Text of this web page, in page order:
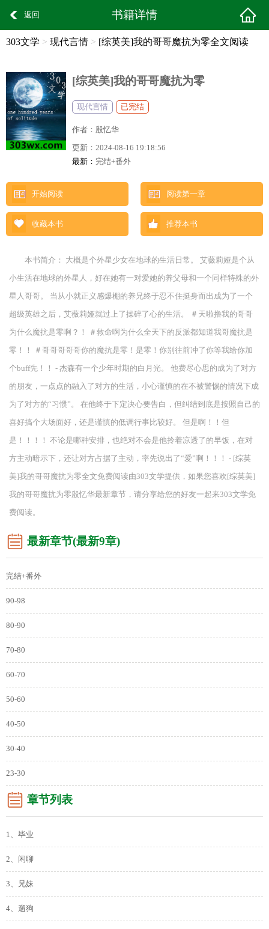
返回 书籍详情
303文学 > 现代言情 > [综英美]我的哥哥魔抗为零全文阅读
[综英美]我的哥哥魔抗为零
现代言情 已完结
作者： 殷忆华
更新： 2024-08-16 19:18:56
最新： 完结+番外
开始阅读 阅读第一章
收藏本书 推荐本书
本书简介： 大概是个外星少女在地球的生活日常。 艾薇莉娅是个从
小生活在地球的外星人，好在她有一对爱她的养父母和一个同样特殊的外
星人哥哥。 当从小就正义感爆棚的养兄终于忍不住挺身而出成为了一个
超级英雄之后，艾薇莉娅就过上了操碎了心的生活。 ＃天啦撸我的哥哥
为什么魔抗是零啊？！ ＃救命啊为什么全天下的反派都知道我哥魔抗是
零！！ ＃哥哥哥哥哥你的魔抗是零！是零！你别往前冲了你等我给你加
个buff先！！ - 杰森有一个少年时期的白月光。 他费尽心思的成为了对方
的朋友，一点点的融入了对方的生活，小心谨慎的在不被警惕的情况下成
为了对方的“习惯”。 在他终于下定决心要告白，但纠结到底是按照自己的
喜好搞个大场面好，还是谨慎的低调行事比较好。 但是啊！！但
是！！！！ 不论是哪种安排，也绝对不会是他拎着凉透了的早饭，在对
方主动暗示下，还让对方占据了主动，率先说出了“爱”啊！！！ - [综英
美]我的哥哥魔抗为零全文免费阅读由303文学提供，如果您喜欢[综英美]
我的哥哥魔抗为零殷忆华最新章节，请分享给您的好友一起来303文学免
费阅读。
最新章节(最新9章)
完结+番外
90-98
80-90
70-80
60-70
50-60
40-50
30-40
23-30
章节列表
1、毕业
2、闲聊
3、兄妹
4、遛狗